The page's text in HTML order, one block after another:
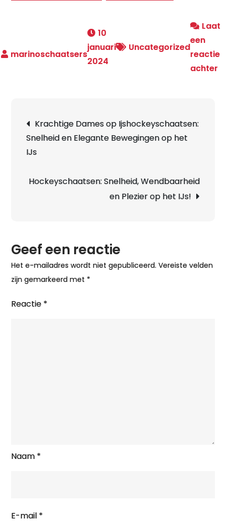
10
januari
2024
Uncategorized
Laat
een
reactie
achter
Krachtige Dames op Ijshockeyschaatsen:
Snelheid en Elegante Bewegingen op het
IJs
Hockeyschaatsen: Snelheid, Wendbaarheid
en Plezier op het IJs!
Geef een reactie
Het e-mailadres wordt niet gepubliceerd. Vereiste velden
zijn gemarkeerd met *
Reactie *
Naam *
E-mail *